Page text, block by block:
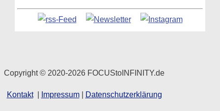
Copyright © 2020-2026 FOCUStoINFINITY.de
Kontakt| Impressum| Datenschutzerklärung